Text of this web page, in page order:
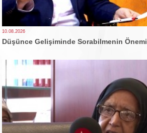
10.08.2026
Düşünce Gelişiminde Sorabilmenin Önemi